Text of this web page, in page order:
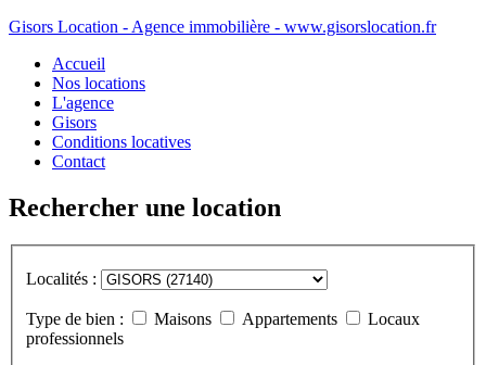
Gisors Location - Agence immobilière - www.gisorslocation.fr
Accueil
Nos locations
L'agence
Gisors
Conditions locatives
Contact
Rechercher une location
Localités :
Type de bien : Maisons Appartements
Locaux
professionnels